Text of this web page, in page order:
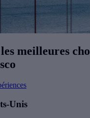
meilleures
Unis